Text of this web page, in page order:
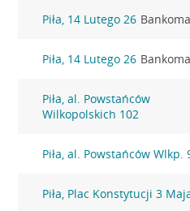
Piła, 14 Lutego 26
Piła, 14 Lutego 26
Piła, al. Powstańców
Wilkopolskich 102
Piła, al. Powstańców Wlkp.
Piła, Plac Konstytucji 3